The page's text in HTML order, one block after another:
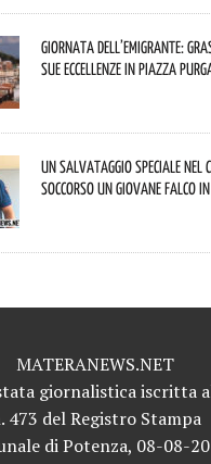
Giornata dell’Emigrante:
sue eccellenze in Piazza
Un salvataggio speciale nel
soccorso un giovane falco
MATERANEWS.NET
giornalistica iscritta
473 del Registro Stampa
di Potenza, 08-08-